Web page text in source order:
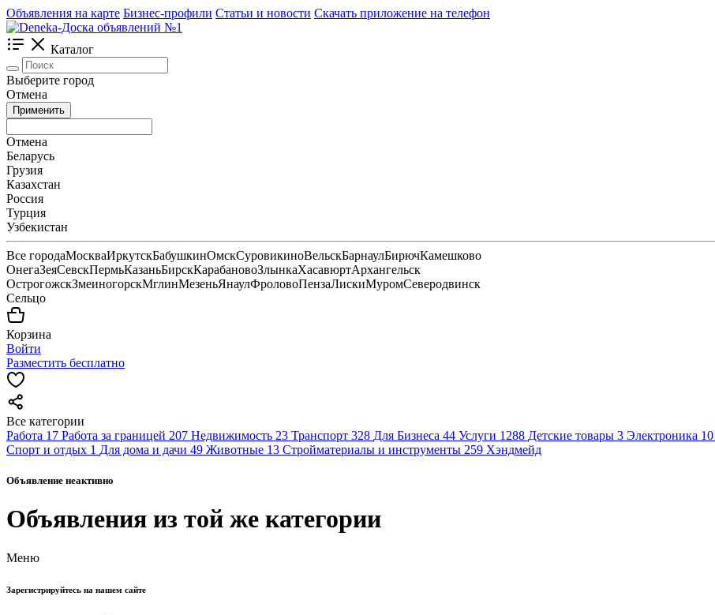
Объявления на карте Бизнес-профили Статьи и новости Скачать приложение на телефон
Каталог
Выберите город
Отмена
Применить
Отмена
Беларусь
Грузия
Казахстан
Россия
Турция
Узбекистан
Все городаМоскваИркутскБабушкинОмскСуровикиноВельскБарнаулБирючКамешково
ОнегаЗеяСевскПермьКазаньБирскКарабановоЗлынкаХасавюртАрхангельск
ОстрогожскЗмеиногорскМглинМезеньЯнаулФроловоПензаЛискиМуромСеверодвинск
Сельцо
Корзина
Войти
Разместить бесплатно
Все категории
Работа 17 Работа за границей 207 Недвижимость 23 Транспорт 328 Для Бизнеса 44 Услуги 1288 Детские товары 3 Электроника 10
Спорт и отдых 1 Для дома и дачи 49 Животные 13 Стройматериалы и инструменты 259 Хэндмейд
Объявление неактивно
Объявления из той же категории
Меню
Зарегистрируйтесь на нашем сайте